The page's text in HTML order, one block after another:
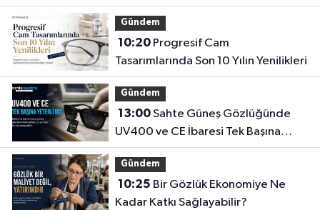
Gündem
10:20Progresif Cam
Tasarımlarında Son 10 Yılın Yenilikleri
Gündem
13:00Sahte Güneş Gözlüğünde
UV400 ve CE İbaresi Tek Başına
Yeterli mi?
Gündem
10:25
Kadar Katkı Sağlayabilir?